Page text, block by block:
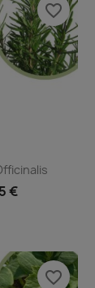
€
favorite_border
favorite_border